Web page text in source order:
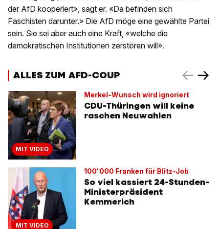
der AfD kooperiert», sagt er. «Da befinden sich
Faschisten darunter.» Die AfD möge eine gewählte Partei
sein. Sie sei aber auch eine Kraft, «welche die
demokratischen Institutionen zerstören will».
ALLES ZUM AFD-COUP
MIT VIDEO
Merkel-Wunsch wird ignoriert
CDU-Thüringen will keine
raschen Neuwahlen
MIT VIDEO
100'000 Franken für Blitz-Job
So viel kassiert 24-Stunden-
Ministerpräsident
Kemmerich